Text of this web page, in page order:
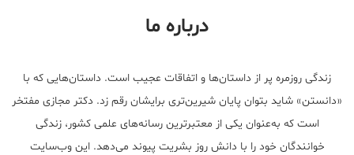
درباره ما
زندگی روزمره پر از داستان‌ها و اتفاقات عجیب است. داستان‌هایی که با
«دانستن» شاید بتوان پایان شیرین‌تری برایشان رقم زد. دکتر مجازی مفتخر
است که به‌عنوان یکی از معتبر‌ترین رسانه‌های علمی کشور، زندگی
خوانندگان خود را با دانش روز بشریت پیوند می‌دهد. این وب‌سایت